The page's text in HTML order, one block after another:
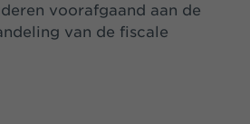
voorafgaand aan de
van de fiscale